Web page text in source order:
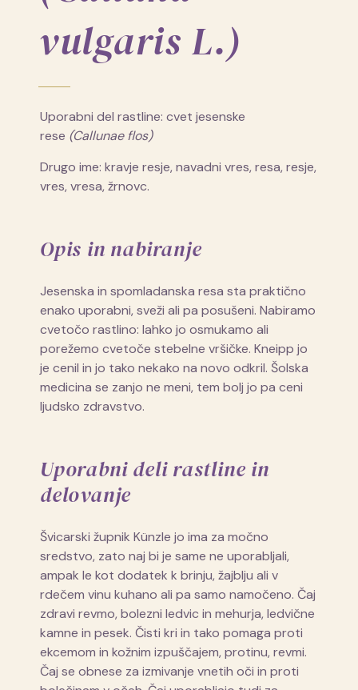
vulgaris L.)
Uporabni del rastline: cvet jesenske
rese (Callunae flos)
Drugo ime: kravje resje, navadni vres, resa, resje,
vres, vresa, žrnovc.
Opis in nabiranje
Jesenska in spomladanska resa sta praktično
enako uporabni, sveži ali pa posušeni. Nabiramo
cvetočo rastlino: lahko jo osmukamo ali
porežemo cvetoče stebelne vršičke. Kneipp jo
je cenil in jo tako nekako na novo odkril. Šolska
medicina se zanjo ne meni, tem bolj jo pa ceni
ljudsko zdravstvo.
Uporabni deli rastline in
delovanje
Švicarski župnik Künzle jo ima za močno
sredstvo, zato naj bi je same ne uporabljali,
ampak le kot dodatek k brinju, žajblju ali v
rdečem vinu kuhano ali pa samo namočeno. Čaj
zdravi revmo, bolezni ledvic in mehurja, ledvične
kamne in pesek. Čisti kri in tako pomaga proti
ekcemom in kožnim izpuščajem, protinu, revmi.
Čaj se obnese za izmivanje vnetih oči in proti